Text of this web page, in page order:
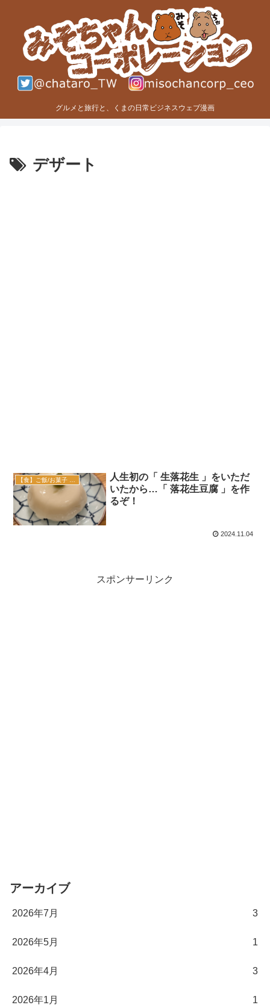
グルメと旅行と、くまの日常ビジネスウェブ漫画
デザート
人生初の「 生落花生 」をいただ
いたから…「 落花生豆腐 」を作
るぞ！
2024.11.04
スポンサーリンク
アーカイブ
2026年7月 3
2026年5月 1
2026年4月 3
2026年1月 1